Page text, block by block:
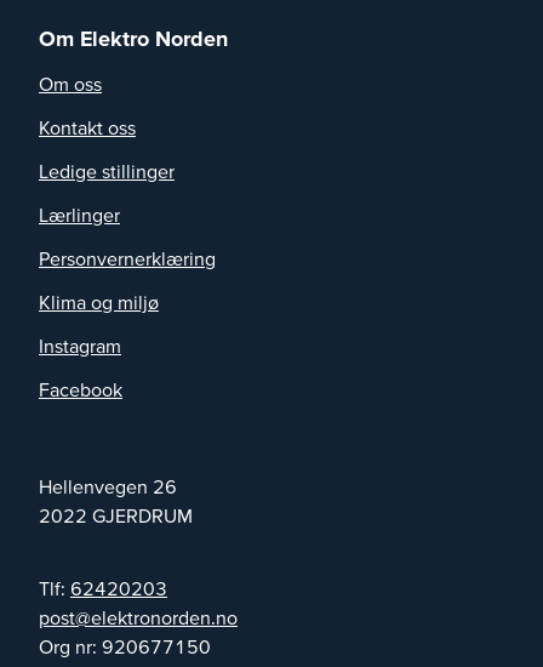
Hellenvegen 26
2022 GJERDRUM
Tlf: 62420203
on.nedronortkele@tsop
Org nr: 920677150
Om Elektro Norden
Om oss
Kontakt oss
Ledige stillinger
Lærlinger
Personvernerklæring
Klima og miljø
Instagram
Facebook